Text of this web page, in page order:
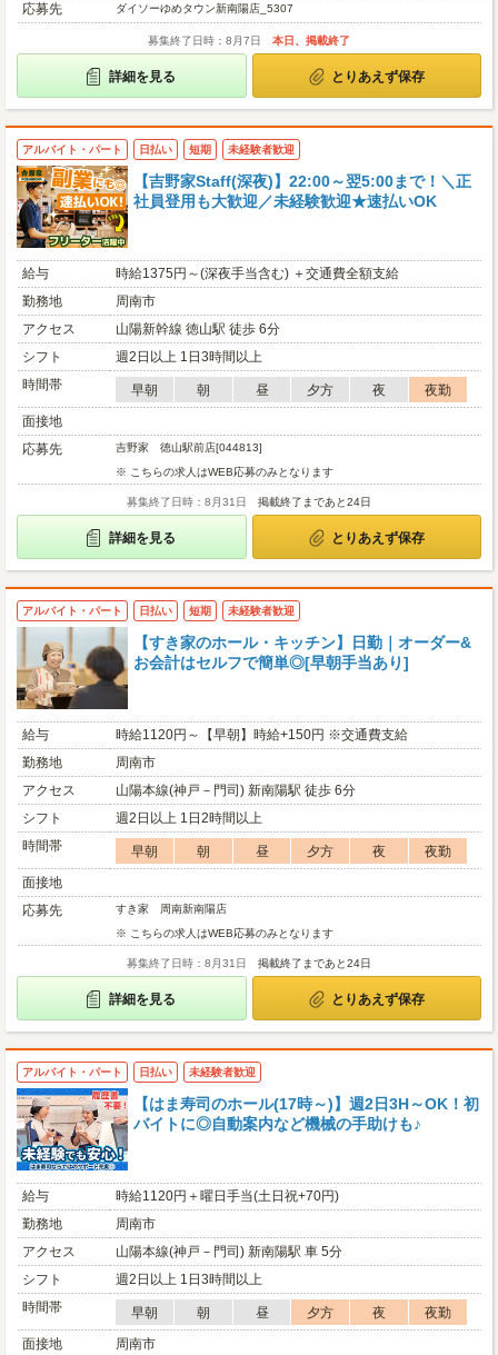
応募先
ダイソーゆめタウン新南陽店_5307
募集終了日時：8月7日 本日、掲載終了
詳細を見る とりあえず保存
アルバイト・パート 日払い 短期 未経験者歓迎
【吉野家Staff(深夜)】22:00～翌5:00まで！＼正
社員登用も大歓迎／未経験歓迎★速払いOK
給与
時給1375円～(深夜手当含む) ＋交通費全額支給
勤務地
周南市
アクセス
山陽新幹線 徳山駅 徒歩 6分
シフト
週2日以上 1日3時間以上
時間帯
早朝 朝 昼 夕方 夜
夜勤
面接地
応募先
吉野家 徳山駅前店[044813]
※ こちらの求人はWEB応募のみとなります
募集終了日時：8月31日 掲載終了まであと24日
詳細を見る とりあえず保存
アルバイト・パート 日払い 短期 未経験者歓迎
【すき家のホール・キッチン】日勤｜オーダー&
お会計はセルフで簡単◎[早朝手当あり]
給与
時給1120円～【早朝】時給+150円 ※交通費支給
勤務地
周南市
アクセス
山陽本線(神戸－門司) 新南陽駅 徒歩 6分
シフト
週2日以上 1日2時間以上
時間帯
早朝 朝 昼 夕方 夜
夜勤
面接地
応募先
すき家 周南新南陽店
※ こちらの求人はWEB応募のみとなります
募集終了日時：8月31日 掲載終了まであと24日
詳細を見る とりあえず保存
アルバイト・パート 日払い 未経験者歓迎
【はま寿司のホール(17時～)】週2日3H～OK！初
バイトに◎自動案内など機械の手助けも♪
給与
時給1120円＋曜日手当(土日祝+70円)
勤務地
周南市
アクセス
山陽本線(神戸－門司) 新南陽駅 車 5分
シフト
週2日以上 1日3時間以上
時間帯
早朝 朝 昼 夕方 夜
夜勤
面接地
周南市